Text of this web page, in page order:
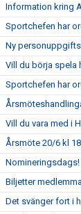
Information kring
Sportchefen har
Ny
Vill du börja spela
Sportchefen har
Vill du vara med i
Årsmöte 20/6 kl
Nomineringsdags!
Biljetter
Det svänger fort i